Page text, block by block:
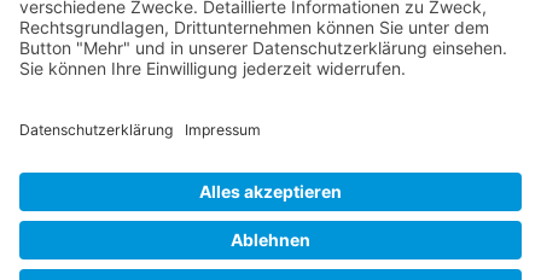
Impressum
Datenschutzerklärung
Cookie-Einstellungen
AGB
Streitbeilegungsstelle